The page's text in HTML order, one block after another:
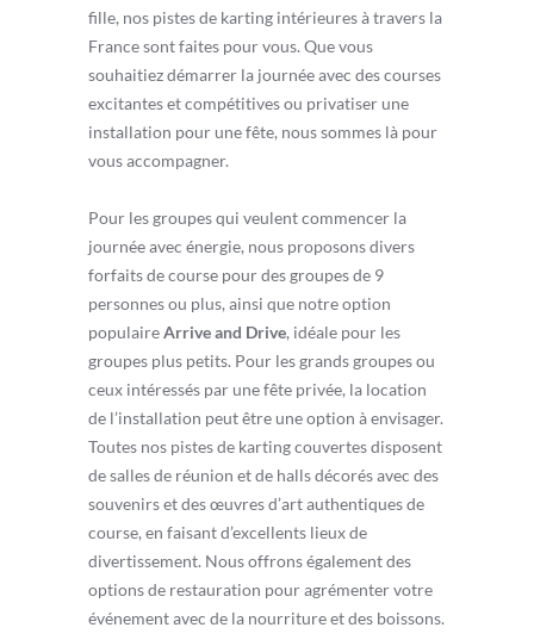
fille, nos pistes de karting intérieures à travers la
France sont faites pour vous. Que vous
souhaitiez démarrer la journée avec des courses
excitantes et compétitives ou privatiser une
installation pour une fête, nous sommes là pour
vous accompagner.
Pour les groupes qui veulent commencer la
journée avec énergie, nous proposons divers
forfaits de course pour des groupes de 9
personnes ou plus, ainsi que notre option
populaireArrive and Drive, idéale pour les
groupes plus petits. Pour les grands groupes ou
ceux intéressés par une fête privée, la location
de l’installation peut être une option à envisager.
Toutes nos pistes de karting couvertes disposent
de salles de réunion et de halls décorés avec des
souvenirs et des œuvres d’art authentiques de
course, en faisant d’excellents lieux de
divertissement. Nous offrons également des
options de restauration pour agrémenter votre
événement avec de la nourriture et des boissons.